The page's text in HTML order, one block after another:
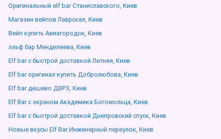
Оригинальный elf bar Станиславского, Киев
Магазин вейпов Лаврская, Киев
Вейп купить Авиагородок, Киев
эльф бар Менделеева, Киев
Elf bar с быстрой доставкой Летняя, Киев
Elf bar оригинал купить Добролюбова, Киев
Elf bar дешево ДВРЗ, Киев
Elf Bar с экраном Академика Богомольца, Киев
Elf bar с быстрой доставкой Днепровский спуск, Киев
Новые вкусы Elf Bar Инженерный переулок, Киев